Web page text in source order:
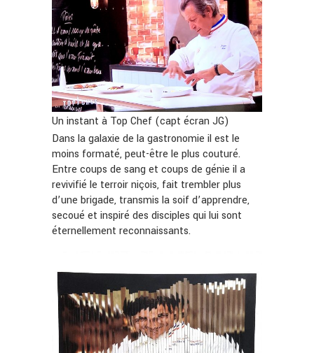
Un instant à Top Chef (capt écran JG)
Dans la galaxie de la gastronomie il est le
moins formaté, peut-être le plus couturé.
Entre coups de sang et coups de génie il a
revivifié le terroir niçois, fait trembler plus
d’une brigade, transmis la soif d’apprendre,
secoué et inspiré des disciples qui lui sont
éternellement reconnaissants.